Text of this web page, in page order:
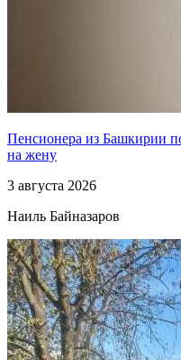
Пенсионера из Башкирии
на жену
3 августа 2026
Наиль Байназаров